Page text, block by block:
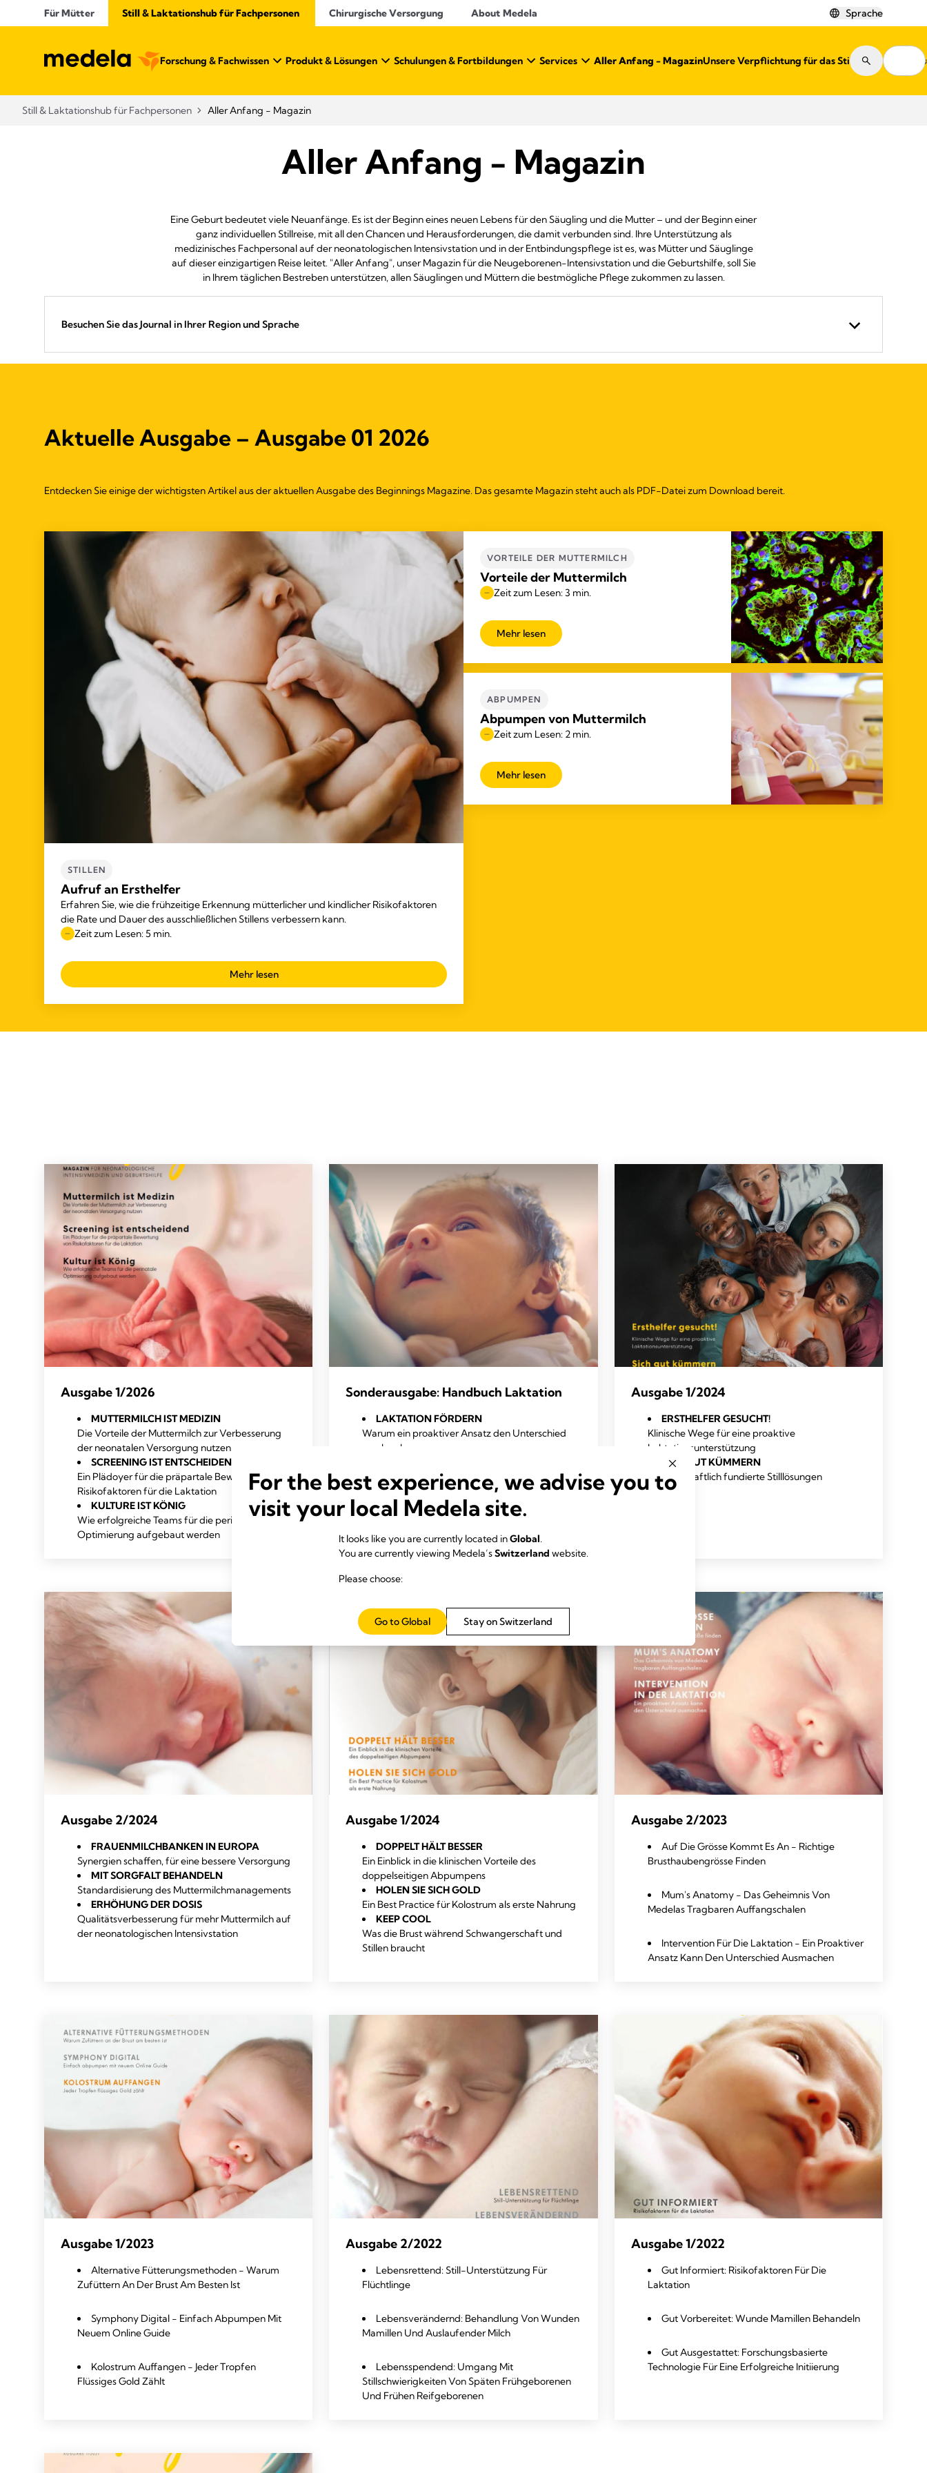
Für Mütter Still & Laktationshub für Fachpersonen Chirurgische Versorgung About Medela Sprache
Forschung & Fachwissen Produkt & Lösungen Schulungen & Fortbildungen Services Aller Anfang - MagazinUnsere Verpflichtung für das Stillen
Still & Laktationshub für Fachpersonen Aller Anfang - Magazin
Aller Anfang - Magazin
Eine Geburt bedeutet viele Neuanfänge. Es ist der Beginn eines neuen Lebens für den Säugling und die Mutter – und der Beginn einer
ganz individuellen Stillreise, mit all den Chancen und Herausforderungen, die damit verbunden sind. Ihre Unterstützung als
medizinisches Fachpersonal auf der neonatologischen Intensivstation und in der Entbindungspflege ist es, was Mütter und Säuglinge
auf dieser einzigartigen Reise leitet. "Aller Anfang", unser Magazin für die Neugeborenen-Intensivstation und die Geburtshilfe, soll Sie
in Ihrem täglichen Bestreben unterstützen, allen Säuglingen und Müttern die bestmögliche Pflege zukommen zu lassen.
Besuchen Sie das Journal in Ihrer Region und Sprache
Aktuelle Ausgabe – Ausgabe 01 2026
Entdecken Sie einige der wichtigsten Artikel aus der aktuellen Ausgabe des Beginnings Magazine. Das gesamte Magazin steht auch als PDF-Datei zum Download bereit.
STILLEN
Aufruf an Ersthelfer
Erfahren Sie, wie die frühzeitige Erkennung mütterlicher und kindlicher Risikofaktoren
die Rate und Dauer des ausschließlichen Stillens verbessern kann.
Zeit zum Lesen: 5 min.
Mehr lesen
VORTEILE DER MUTTERMILCH
Vorteile der Muttermilch
Zeit zum Lesen: 3 min.
Mehr lesen
ABPUMPEN
Abpumpen von Muttermilch
Zeit zum Lesen: 2 min.
Mehr lesen
Ausgabe 1/2026
MUTTERMILCH IST MEDIZIN
Die Vorteile der Muttermilch zur Verbesserung
der neonatalen Versorgung nutzen
SCREENING IST ENTSCHEIDEND
Ein Plädoyer für die präpartale Bewertung von
Risikofaktoren für die Laktation
KULTURE IST KÖNIG
Wie erfolgreiche Teams für die perinatale
Optimierung aufgebaut werden
Sonderausgabe: Handbuch Laktation
LAKTATION FÖRDERN
Warum ein proaktiver Ansatz den Unterschied
machen kann
Wenn aus Wissenschaft klinische Praxis wird
DOSIS ERHÖHEN
Qualitätsverbesserung für mehr Milch auf der
Neo
Ausgabe 1/2024
ERSTHELFER GESUCHT!
Klinische Wege für eine proaktive
Laktationsunterstützung
SICH GUT KÜMMERN
Wissenschaftlich fundierte Stilllösungen
Ausgabe 2/2024
FRAUENMILCHBANKEN IN EUROPA
Synergien schaffen, für eine bessere Versorgung
MIT SORGFALT BEHANDELN
Standardisierung des Muttermilchmanagements
ERHÖHUNG DER DOSIS
Qualitätsverbesserung für mehr Muttermilch auf
der neonatologischen Intensivstation
Ausgabe 1/2024
DOPPELT HÄLT BESSER
Ein Einblick in die klinischen Vorteile des
doppelseitigen Abpumpens
HOLEN SIE SICH GOLD
Ein Best Practice für Kolostrum als erste Nahrung
KEEP COOL
Was die Brust während Schwangerschaft und
Stillen braucht
Ausgabe 2/2023
Auf Die Grösse Kommt Es An - Richtige
Brusthaubengrösse Finden
Mum's Anatomy - Das Geheimnis Von
Medelas Tragbaren Auffangschalen
Intervention Für Die Laktation - Ein Proaktiver
Ansatz Kann Den Unterschied Ausmachen
Ausgabe 1/2023
Alternative Fütterungsmethoden - Warum
Zufüttern An Der Brust Am Besten Ist
Symphony Digital - Einfach Abpumpen Mit
Neuem Online Guide
Kolostrum Auffangen - Jeder Tropfen
Flüssiges Gold Zählt
Ausgabe 2/2022
Lebensrettend: Still-Unterstützung Für
Flüchtlinge
Lebensverändernd: Behandlung Von Wunden
Mamillen Und Auslaufender Milch
Lebensspendend: Umgang Mit
Stillschwierigkeiten Von Späten Frühgeborenen
Und Frühen Reifgeborenen
Ausgabe 1/2022
Gut Informiert: Risikofaktoren Für Die
Laktation
Gut Vorbereitet: Wunde Mamillen Behandeln
Gut Ausgestattet: Forschungsbasierte
Technologie Für Eine Erfolgreiche Initiierung
For the best experience, we advise you to
visit your local Medela site.
It looks like you are currently located inGlobal.
You are currently viewing Medela’sSwitzerland website.
Please choose:
Stay on Switzerland
Go to Global